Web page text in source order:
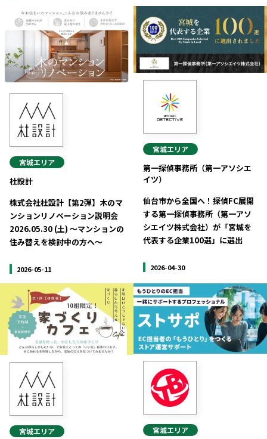
「人」から探す
記事ライター アンバサダー
お問い合わせ
宮城エリア
杜設計
株式会社杜設計【第2弾】木のマ
ンションリノベーション説明会
2026.05.30 (土) ～マンションの
住み替えを検討中の方へ〜
2026-05-11
宮城エリア
第一探偵事務所（第一アソシエ
イツ）
仙台市から全国へ！探偵FC展開
する第一探偵事務所（第一アソ
シエイツ株式会社）が「宮城を
代表する企業100選」に選出
2026-04-30
宮城エリア 宮城エリア